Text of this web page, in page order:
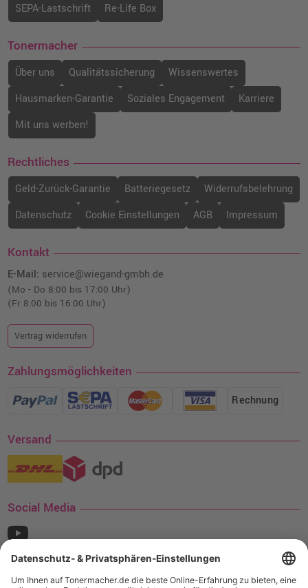
SEPA-Lastschrift
Re-Life Box
Tonermacher
Über uns Qualitätssicherung
Wissenswertes
Hausmarken-Garantie
Soziales Engagement
Karriere
Mit uns werben!
Rechtliches
Geld-Zurück-Garantie Batteriegesetz
Widerrufsbelehrung
Datenschutz
Cookie Einstellungen AGB Impressum
Kontakt
E-Mail: service@wiegand-gmbh.de
(Mo - Do 8:00 bis 17:00 Uhr)
(Fr 8:00 bis 16:00 Uhr)
Vertrag widerrufen
Zahlungsmöglichkeiten
Rechnung
Versand
Social Media
¹ Nur gültig für den Versand innerhalb Deutschlands. Befindet sich ein Warenwert
von mindestens 35€ (inkl. Mwst.) an Ampertec Artikeln in Ihrem Warenkorb, ist der